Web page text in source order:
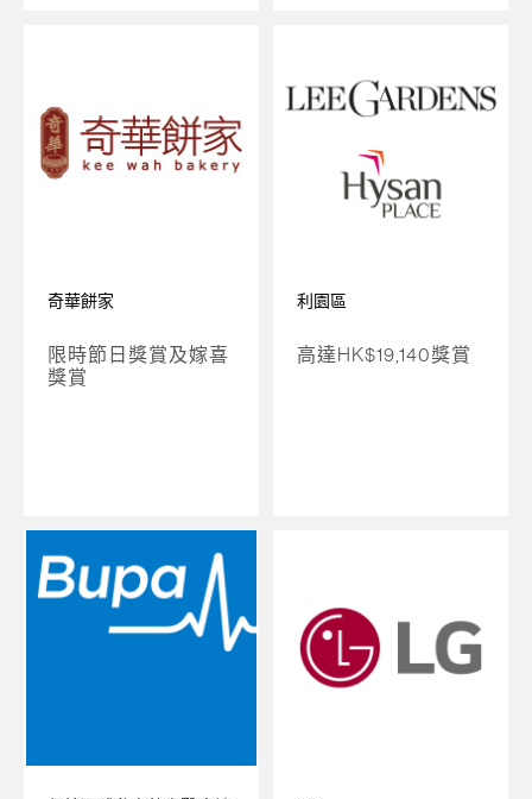
奇華餅家
限時節日獎賞及嫁喜
獎賞
利園區
高達HK$19,140獎賞